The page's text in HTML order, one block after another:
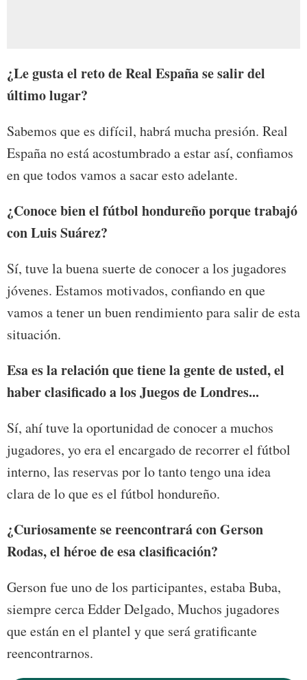
¿Le gusta el reto de Real España se salir del
último lugar?
Sabemos que es difícil, habrá mucha presión. Real
España no está acostumbrado a estar así, confiamos
en que todos vamos a sacar esto adelante.
¿Conoce bien el fútbol hondureño porque trabajó
con Luis Suárez?
Sí, tuve la buena suerte de conocer a los jugadores
jóvenes. Estamos motivados, confiando en que
vamos a tener un buen rendimiento para salir de esta
situación.
Esa es la relación que tiene la gente de usted, el
haber clasificado a los Juegos de Londres...
Sí, ahí tuve la oportunidad de conocer a muchos
jugadores, yo era el encargado de recorrer el fútbol
interno, las reservas por lo tanto tengo una idea
clara de lo que es el fútbol hondureño.
¿Curiosamente se reencontrará con Gerson
Rodas, el héroe de esa clasificación?
Gerson fue uno de los participantes, estaba Buba,
siempre cerca Edder Delgado, Muchos jugadores
que están en el plantel y que será gratificante
reencontrarnos.